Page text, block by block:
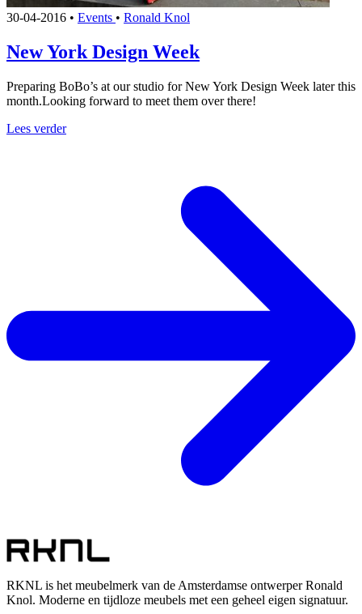
30-04-2016 • Events • Ronald Knol
New York Design Week
Preparing BoBo’s at our studio for New York Design Week later this
month.Looking forward to meet them over there!
Lees verder
RKNL is het meubelmerk van de Amsterdamse ontwerper Ronald
Knol. Moderne en tijdloze meubels met een geheel eigen signatuur.